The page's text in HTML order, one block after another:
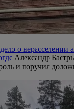
о нерасселении
Александр
и поручил